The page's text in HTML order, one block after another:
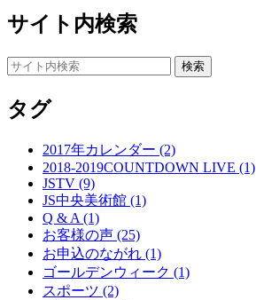
サイト内検索
タグ
2017年カレンダー (2)
2018-2019COUNTDOWN LIVE (1)
JSTV (9)
JS中央美術館 (1)
Q & A (1)
お客様の声 (25)
お申込のながれ (1)
ゴールデンウィーク (1)
スポーツ (2)